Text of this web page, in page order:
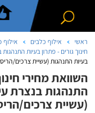
ראשי אילוף כלבים
אילוף
חינוך גורים - פתרון בעיות
בעיות התנהגות (עשיית צרכים/
השוואת מחירי
התנהגות בנצרת
(עשיית צרכים/